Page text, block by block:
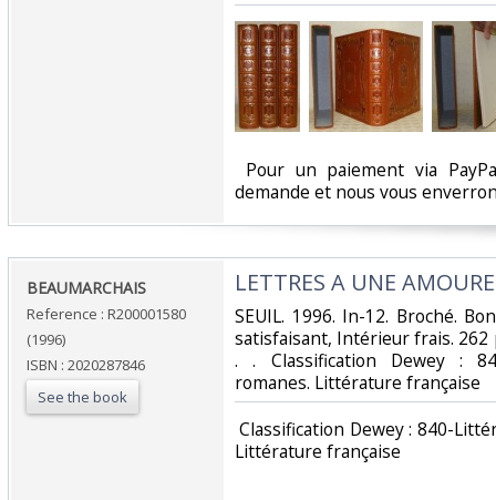
Pour un paiement via
demande et nous vous
‎BEAUMARCHAIS‎
Reference : R200001580
(1996)
ISBN : 2020287846
See the book
‎LETTRES A UNE
‎SEUIL. 1996. In-12. Broché.
satisfaisant, Intérieur frais. 262
. . Classification Dewey :
romanes. Littérature française‎
Classification Dewey : 840-
Littérature française‎